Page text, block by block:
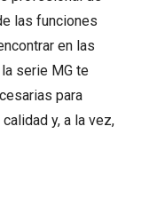
las funciones
en las
serie MG te
para
y, a la vez,